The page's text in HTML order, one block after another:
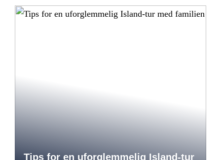
Tips for en uforglemmelig Island-tur